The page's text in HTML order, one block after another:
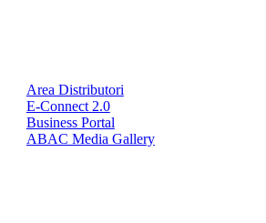
Area Distributori
E-Connect 2.0
Business Portal
ABAC Media Gallery